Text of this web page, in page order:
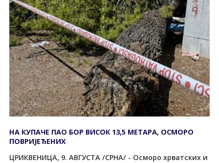
НА КУПАЧЕ ПАО БОР ВИСОК 13,5 МЕТАРА, ОСМОРО
ПОВРИЈЕЂЕНИХ
ЦРИКВЕНИЦА, 9. АВГУСТА /СРНА/ - Осморо хрватских и